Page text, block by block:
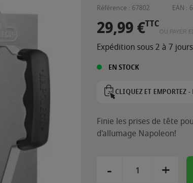
Référence : 67802 EAN :
29,99 €TTC
OU PAYER
Expédition sous 2 à 7 jours
EN STOCK
CLIQUEZ ET EMPORTEZ -
Finie les prises de tête
d'allumage Napoleon!
- +